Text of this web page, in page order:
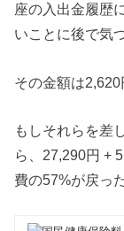
座の入出金履歴
いことに後で気
その金額は2,620
もしそれらを差
ら、27,290円 +
費の57%が戻っ